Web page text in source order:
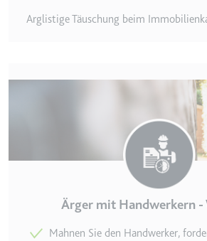
Ablauf:
Beständig
Arglistige Täuschung beim
Ärger mit Handwerkern -
Mahnen Sie den Handwerker,